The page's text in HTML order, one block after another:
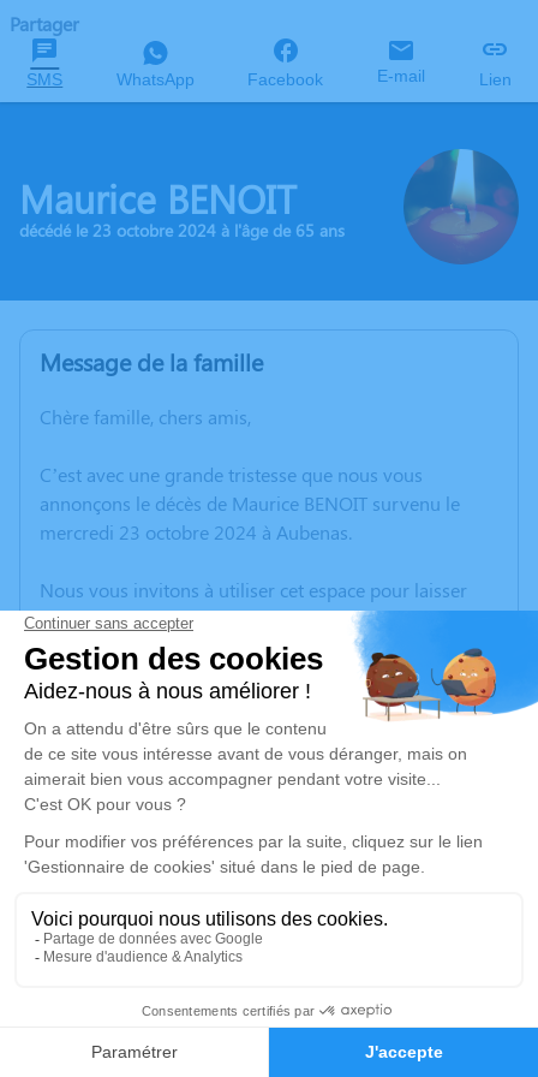
Faire-part Hommages
Partager
SMS WhatsApp Facebook E-mail Lien
Maurice BENOIT
décédé le 23 octobre 2024 à l'âge de 65 ans
Message de la famille
Chère famille, chers amis,
C’est avec une grande tristesse que nous vous
annonçons le décès de Maurice BENOIT survenu le
mercredi 23 octobre 2024 à Aubenas.
Nous vous invitons à utiliser cet espace pour laisser
vos condoléances, partager des photos souvenirs, une
anecdote ou exprimer vos pensées à travers des
poèmes ou des textes. Cet endroit est un lieu
d'expression dédié à honorer la mémoire de Maurice
BENOIT.
Un service de plantation d’arbre hommage est
disponible ici.
Je rends hommage
Cérémonie civile
Crématorium de Lavilledieu
220, Chemin des Persèdes